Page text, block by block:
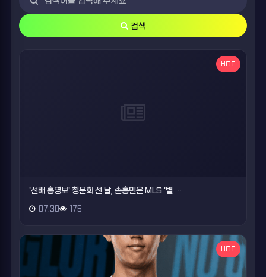
검색
HOT
'선배 홍명보' 청문회 선 날, 손흥민은 MLS '별 …
07.30 175
HOT